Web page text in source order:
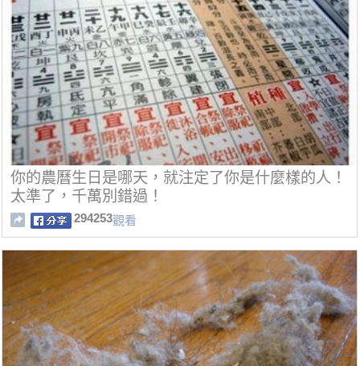
你的農曆生日是哪天，就注定了你是什麼樣的人！
太準了，千萬別錯過！
294253觀看